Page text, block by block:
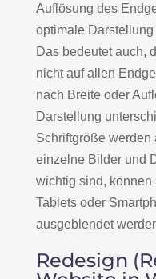
Auflösung des
optimale
Das bedeutet auch,
nicht auf allen
nach Breite oder
Darstellung
Schriftgröße werden
einzelne Bilder und
wichtig sind, können
Tablets oder
ausgeblendet
Redesign